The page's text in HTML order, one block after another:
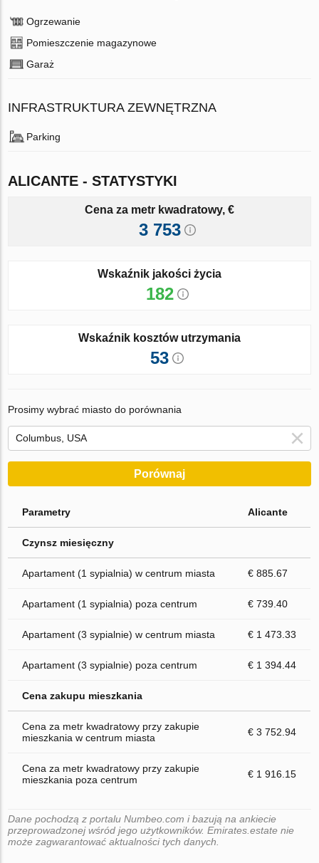
Ogrzewanie
Pomieszczenie magazynowe
Garaż
INFRASTRUKTURA ZEWNĘTRZNA
Parking
ALICANTE - STATYSTYKI
Cena za metr kwadratowy, €
3 753
Wskaźnik jakości życia
182
Wskaźnik kosztów utrzymania
53
Prosimy wybrać miasto do porównania
Porównaj
Parametry Alicante
Czynsz miesięczny
Apartament (1 sypialnia) w centrum miasta € 885.67
Apartament (1 sypialnia) poza centrum € 739.40
Apartament (3 sypialnie) w centrum miasta € 1 473.33
Apartament (3 sypialnie) poza centrum € 1 394.44
Cena zakupu mieszkania
Cena za metr kwadratowy przy zakupie
mieszkania w centrum miasta
€ 3 752.94
Cena za metr kwadratowy przy zakupie
mieszkania poza centrum
€ 1 916.15
Dane pochodzą z portalu Numbeo.com i bazują na ankiecie
przeprowadzonej wśród jego użytkowników. Emirates.estate nie
może zagwarantować aktualności tych danych.